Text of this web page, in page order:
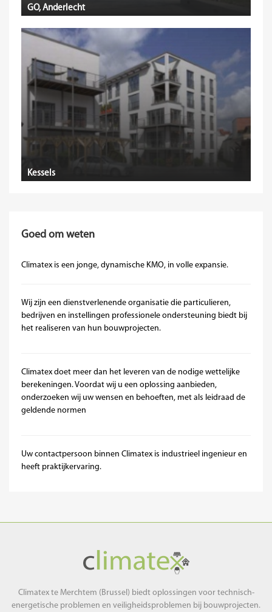
GO, Anderlecht
Kessels
Goed om weten
Climatex is een jonge, dynamische KMO, in volle expansie.
Wij zijn een dienstverlenende organisatie die particulieren,
bedrijven en instellingen professionele ondersteuning biedt bij
het realiseren van hun bouwprojecten.
Climatex doet meer dan het leveren van de nodige wettelijke
berekeningen. Voordat wij u een oplossing aanbieden,
onderzoeken wij uw wensen en behoeften, met als leidraad de
geldende normen
Uw contactpersoon binnen Climatex is industrieel ingenieur en
heeft praktijkervaring.
Climatex te Merchtem (Brussel) biedt oplossingen voor technisch-
energetische problemen en veiligheidsproblemen bij bouwprojecten.